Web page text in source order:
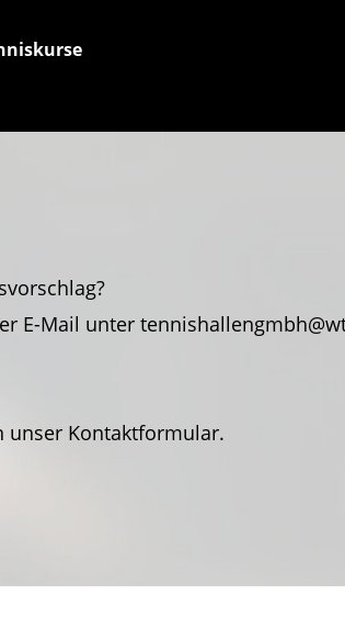
E-Mail unter
unser Kontaktformular.